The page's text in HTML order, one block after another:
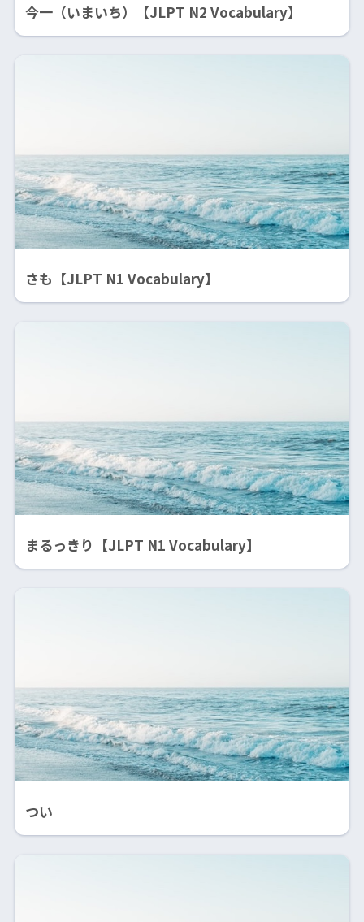
今一（いまいち）【JLPT N2 Vocabulary】
さも【JLPT N1 Vocabulary】
まるっきり【JLPT N1 Vocabulary】
つい